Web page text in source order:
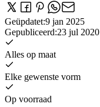
Geüpdatet:9 jan 2025
Gepubliceerd:23 jul 2020
Alles op maat
Elke gewenste vorm
Op voorraad